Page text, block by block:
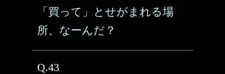
「買って」とせがまれる場
所、なーんだ？
Q.43